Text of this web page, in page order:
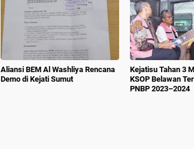
Aliansi BEM Al Washliya Rencana
Demo di Kejati Sumut
Kejatisu Tahan 3
KSOP Belawan
PNBP 2023–2024